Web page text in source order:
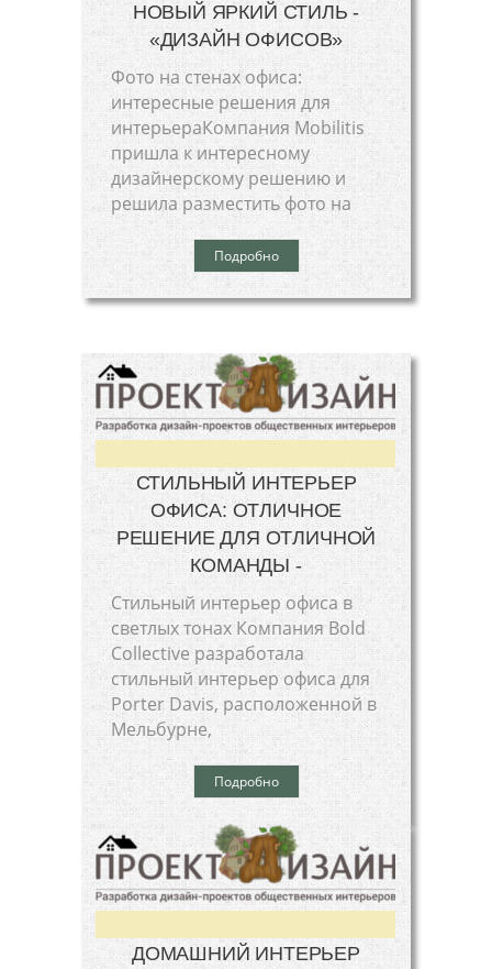
НОВЫЙ ЯРКИЙ СТИЛЬ -
«ДИЗАЙН ОФИСОВ»
Фото на стенах офиса:
интересные решения для
интерьераКомпания Mobilitis
пришла к интересному
дизайнерскому решению и
решила разместить фото на
Подробно
СТИЛЬНЫЙ ИНТЕРЬЕР
ОФИСА: ОТЛИЧНОЕ
РЕШЕНИЕ ДЛЯ ОТЛИЧНОЙ
КОМАНДЫ -
Стильный интерьер офиса в
светлых тонах Компания Bold
Collective разработала
стильный интерьер офиса для
Porter Davis, расположенной в
Мельбурне,
Подробно
ДОМАШНИЙ ИНТЕРЬЕР